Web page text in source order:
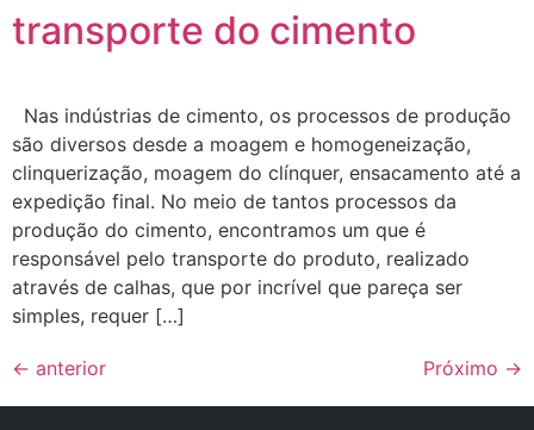
transporte do cimento
Nas indústrias de cimento, os processos de produção
são diversos desde a moagem e homogeneização,
clinquerização, moagem do clínquer, ensacamento até a
expedição final. No meio de tantos processos da
produção do cimento, encontramos um que é
responsável pelo transporte do produto, realizado
através de calhas, que por incrível que pareça ser
simples, requer […]
← anterior Próximo →